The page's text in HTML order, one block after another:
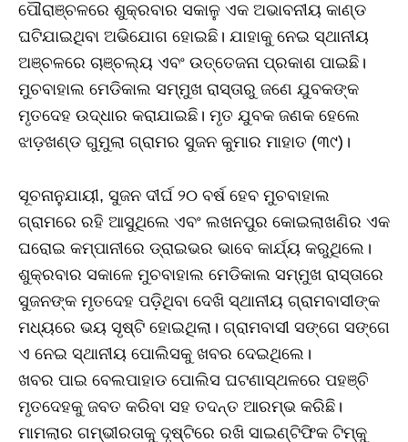
ପୌରାଞ୍ଚଳରେ ଶୁକ୍ରବାର ସକାଳୁ ଏକ ଅଭାବନୀୟ କାଣ୍ଡ
ଘଟିଯାଇଥିବା ଅଭିଯୋଗ ହୋଇଛି। ଯାହାକୁ ନେଇ ସ୍ଥାନୀୟ
ଅଞ୍ଚଳରେ ଚାଞ୍ଚଲ୍ୟ ଏବଂ ଉତ୍ତେଜନା ପ୍ରକାଶ ପାଇଛି।
ମୁଚବାହାଲ ମେଡିକାଲ ସମ୍ମୁଖ ରାସ୍ତାରୁ ଜଣେ ଯୁବକଙ୍କ
ମୃତଦେହ ଉଦ୍ଧାର କରାଯାଇଛି। ମୃତ ଯୁବକ ଜଣକ ହେଲେ
ଝାଡ଼ଖଣ୍ଡ ଗୁମୁଲା ଗ୍ରାମର ସୁଜନ କୁମାର ମାହାତ (୩୯)।
ସୂଚନାନୁଯାୟୀ, ସୁଜନ ଦୀର୍ଘ ୨୦ ବର୍ଷ ହେବ ମୁଚବାହାଲ
ଗ୍ରାମରେ ରହି ଆସୁଥିଲେ ଏବଂ ଲଖନପୁର କୋଇଲାଖଣିର ଏକ
ଘରୋଇ କମ୍ପାନୀରେ ଡ୍ରାଇଭର ଭାବେ କାର୍ଯ୍ୟ କରୁଥିଲେ।
ଶୁକ୍ରବାର ସକାଳେ ମୁଚବାହାଲ ମେଡିକାଲ ସମ୍ମୁଖ ରାସ୍ତାରେ
ସୁଜନଙ୍କ ମୃତଦେହ ପଡ଼ିଥିବା ଦେଖି ସ୍ଥାନୀୟ ଗ୍ରାମବାସୀଙ୍କ
ମଧ୍ୟରେ ଭୟ ସୃଷ୍ଟି ହୋଇଥିଲା। ଗ୍ରାମବାସୀ ସଙ୍ଗେ ସଙ୍ଗେ
ଏ ନେଇ ସ୍ଥାନୀୟ ପୋଲିସକୁ ଖବର ଦେଇଥିଲେ।
ଖବର ପାଇ ବେଲପାହାଡ ପୋଲିସ ଘଟଣାସ୍ଥଳରେ ପହଞ୍ଚି
ମୃତଦେହକୁ ଜବତ କରିବା ସହ ତଦନ୍ତ ଆରମ୍ଭ କରିଛି।
ମାମଲାର ଗମ୍ଭୀରତାକୁ ଦୃଷ୍ଟିରେ ରଖି ସାଇଣ୍ଟିଫିକ ଟିମ୍‌କୁ